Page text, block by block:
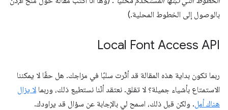
بالوصول إلى الخطوط المحلية.)
‫Local Font Access API
ربما تكون بداية هذه المقالة قد أثّرت سلبًا في مزاجك. هل حقًا لا يمكننا
الاستمتاع بأشياء جميلة؟ لا تقلق. نعتقد أنّنا نستطيع ذلك، وربما لا يزال
هناك أمل. ولكن قبل ذلك، اسمح لي بالإجابة عن سؤال قد يراودك.